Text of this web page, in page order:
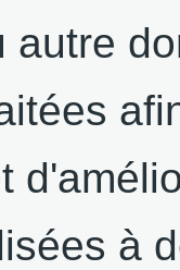
autre
à